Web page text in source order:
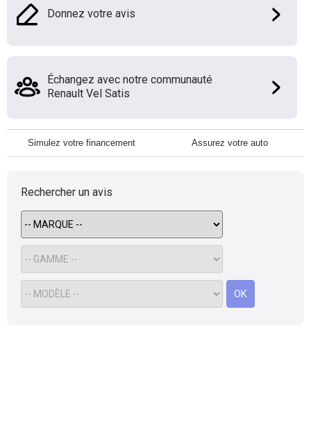
Donnez votre avis
Échangez avec notre communauté
Renault Vel Satis
Simulez votre financement Assurez votre auto
Rechercher un avis
OK